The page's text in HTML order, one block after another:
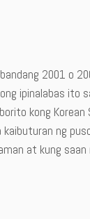
2001 o
ipinalabas ito
kong
ng
at kung